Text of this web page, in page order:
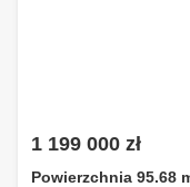
1 199 000 zł
Powierzchnia 95.68